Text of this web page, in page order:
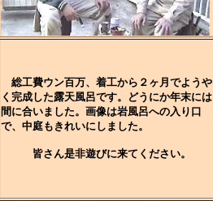
総工費ウン百万、着工から２ヶ月でようや
く完成した露天風呂です。どうにか年末には
間に合いました。画像は岩風呂への入り口
で、中庭もきれいにしました。
皆さん是非遊びに来てください。